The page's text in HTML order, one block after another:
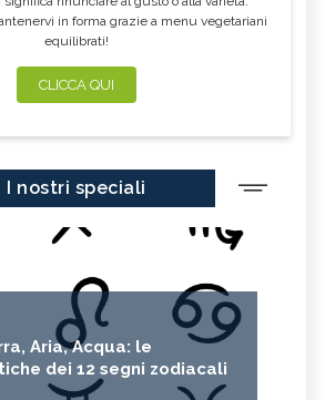
in forma grazie a menu vegetariani
equilibrati!
CLICCA QUI
I nostri speciali
Aria, Acqua: le
dei 12 segni zodiacali